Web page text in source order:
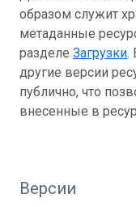
образом служит
метаданные
разделе Загрузки.
другие версии
публично, что
внесенные в
Версии